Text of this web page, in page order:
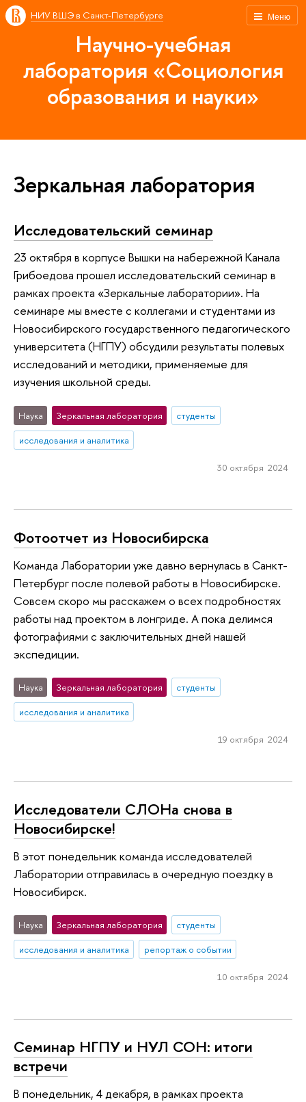
Меню
НИУ ВШЭ в Санкт-Петербурге
Научно-учебная
лаборатория «Социология
образования и науки»
Зеркальная лаборатория
Исследовательский семинар
23 октября в корпусе Вышки на набережной Канала
Грибоедова прошел исследовательский семинар в
рамках проекта «Зеркальные лаборатории». На
семинаре мы вместе с коллегами и студентами из
Новосибирского государственного педагогического
университета (НГПУ) обсудили результаты полевых
исследований и методики, применяемые для
изучения школьной среды.
Наука Зеркальная лаборатория
студенты
исследования и аналитика
30 октября 2024
Фотоотчет из Новосибирска
Команда Лаборатории уже давно вернулась в Санкт-
Петербург после полевой работы в Новосибирске.
Совсем скоро мы расскажем о всех подробностях
работы над проектом в лонгриде. А пока делимся
фотографиями с заключительных дней нашей
экспедиции.
Наука Зеркальная лаборатория
студенты
исследования и аналитика
19 октября 2024
Исследователи СЛОНа снова в
Новосибирске!
В этот понедельник команда исследователей
Лаборатории отправилась в очередную поездку в
Новосибирск.
Наука Зеркальная лаборатория
студенты
исследования и аналитика
репортаж о событии
10 октября 2024
Семинар НГПУ и НУЛ СОН: итоги
встречи
В понедельник, 4 декабря, в рамках проекта